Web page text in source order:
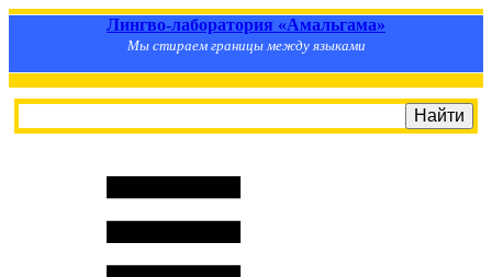
Лингво-лаборатория «Амальгама»
Мы стираем границы между языками